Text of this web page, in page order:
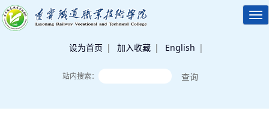
设为首页 | 加入收藏 | English |
站内搜索：